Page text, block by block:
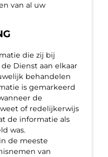
van al uw
die zij bij
Dienst aan elkaar
behandelen
is gemarkeerd
de
of redelijkerwijs
de informatie als
was.
de meeste
van